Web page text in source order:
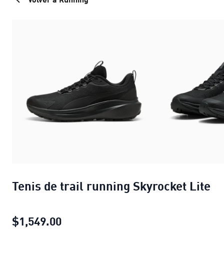
Tenis de trail running Skyrocket Lite
$1,549.00